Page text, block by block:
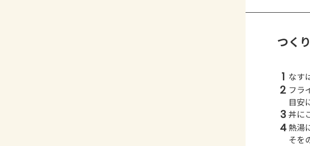
つく
1 なす
2 フラ
目安
3 丼に
4 熱湯
そを